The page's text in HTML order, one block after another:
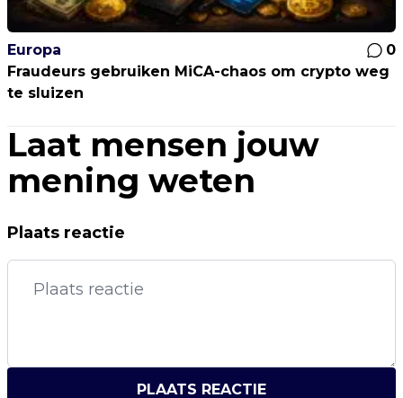
Europa
0
Fraudeurs gebruiken MiCA-chaos om crypto weg
te sluizen
Laat mensen jouw
mening weten
Plaats reactie
PLAATS REACTIE